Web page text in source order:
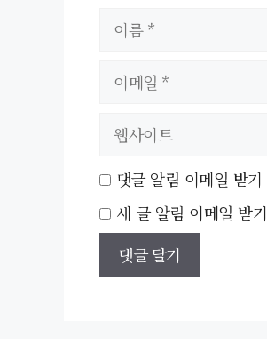
이
트
댓글 알림 이메일 받기
새 글 알림 이메일 받기